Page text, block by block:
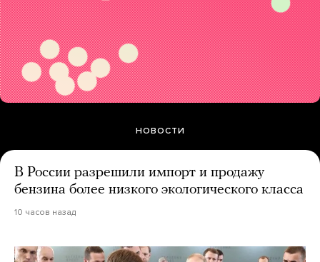
НОВОСТИ
В России разрешили импорт и продажу
бензина более низкого экологического класса
10 часов назад